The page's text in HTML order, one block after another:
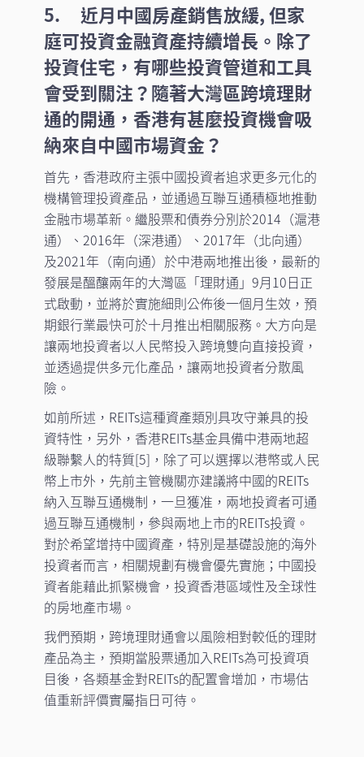
5. 近月中國房產銷售放緩, 但家
庭可投資金融資產持續增長。除了
投資住宅，有哪些投資管道和工具
會受到關注？隨著大灣區跨境理財
通的開通，香港有甚麼投資機會吸
納來自中國市場資金？
首先，香港政府主張中國投資者追求更多元化的
機構管理投資產品，並通過互聯互通積極地推動
金融市場革新。繼股票和債券分別於2014（滬港
通）、2016年（深港通）、2017年（北向通）
及2021年（南向通）於中港兩地推出後，最新的
發展是醞釀兩年的大灣區「理財通」9月10日正
式啟動，並將於實施細則公佈後一個月生效，預
期銀行業最快可於十月推出相關服務。大方向是
讓兩地投資者以人民幣投入跨境雙向直接投資，
並透過提供多元化產品，讓兩地投資者分散風
險。
如前所述，REITs這種資產類別具攻守兼具的投
資特性，另外，香港REITs基金具備中港兩地超
級聯繫人的特質[5]，除了可以選擇以港幣或人民
幣上市外，先前主管機關亦建議將中國的REITs
納入互聯互通機制，一旦獲准，兩地投資者可通
過互聯互通機制，參與兩地上市的REITs投資。
對於希望增持中國資產，特別是基礎設施的海外
投資者而言，相關規劃有機會優先實施；中國投
資者能藉此抓緊機會，投資香港區域性及全球性
的房地產市場。
我們預期，跨境理財通會以風險相對較低的理財
產品為主，預期當股票通加入REITs為可投資項
目後，各類基金對REITs的配置會增加，市場估
值重新評價實屬指日可待。